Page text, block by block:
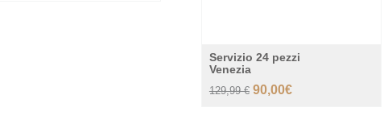
Servizio 24 pezzi
Venezia
129,99 € 90,00€